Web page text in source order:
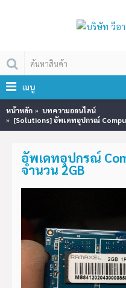
เมนู
หน้าหลัก
บทความออนไลน์
[Solutions] อัพเดทอุปกรณ์
อัพเดทอุปกรณ์
จำนวน 2GB